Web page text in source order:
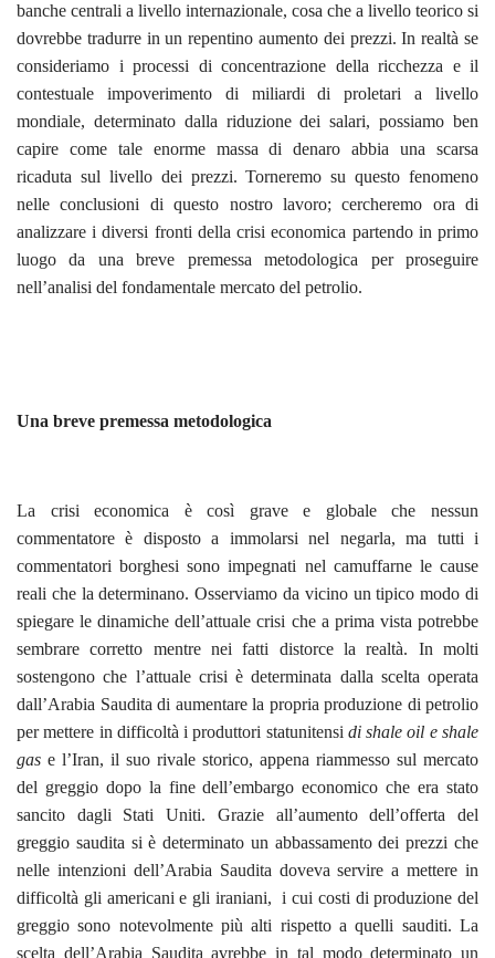
banche centrali a livello internazionale, cosa che a livello teorico si
dovrebbe tradurre in un repentino aumento dei prezzi. In realtà se
consideriamo i processi di concentrazione della ricchezza e il
contestuale impoverimento di miliardi di proletari a livello
mondiale, determinato dalla riduzione dei salari, possiamo ben
capire come tale enorme massa di denaro abbia una scarsa
ricaduta sul livello dei prezzi. Torneremo su questo fenomeno
nelle conclusioni di questo nostro lavoro; cercheremo ora di
analizzare i diversi fronti della crisi economica partendo in primo
luogo da una breve premessa metodologica per proseguire
nell’analisi del fondamentale mercato del petrolio.
Una breve premessa metodologica
La crisi economica è così grave e globale che nessun
commentatore è disposto a immolarsi nel negarla, ma tutti i
commentatori borghesi sono impegnati nel camuffarne le cause
reali che la determinano. Osserviamo da vicino un tipico modo di
spiegare le dinamiche dell’attuale crisi che a prima vista potrebbe
sembrare corretto mentre nei fatti distorce la realtà. In molti
sostengono che l’attuale crisi è determinata dalla scelta operata
dall’Arabia Saudita di aumentare la propria produzione di petrolio
per mettere in difficoltà i produttori statunitensi di shale oil e shale
gas e l’Iran, il suo rivale storico, appena riammesso sul mercato
del greggio dopo la fine dell’embargo economico che era stato
sancito dagli Stati Uniti. Grazie all’aumento dell’offerta del
greggio saudita si è determinato un abbassamento dei prezzi che
nelle intenzioni dell’Arabia Saudita doveva servire a mettere in
difficoltà gli americani e gli iraniani, i cui costi di produzione del
greggio sono notevolmente più alti rispetto a quelli sauditi. La
scelta dell’Arabia Saudita avrebbe in tal modo determinato un